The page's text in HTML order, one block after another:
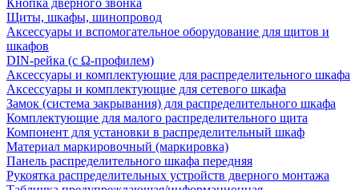
Кнопка дверного звонка
Щиты, шкафы, шинопровод
Аксессуары и вспомогательное оборудование для щитов и
шкафов
DIN-рейка (с Ω-профилем)
Аксессуары и комплектующие для распределительного шкафа
Аксессуары и комплектующие для сетевого шкафа
Замок (система закрывания) для распределительного шкафа
Комплектующие для малого распределительного щита
Компонент для установки в распределительный шкаф
Материал маркировочный (маркировка)
Панель распределительного шкафа передняя
Рукоятка распределительных устройств дверного монтажа